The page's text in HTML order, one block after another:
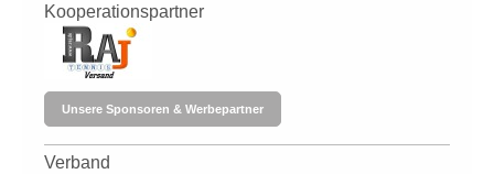
Kooperationspartner
Unsere Sponsoren & Werbepartner
Verband